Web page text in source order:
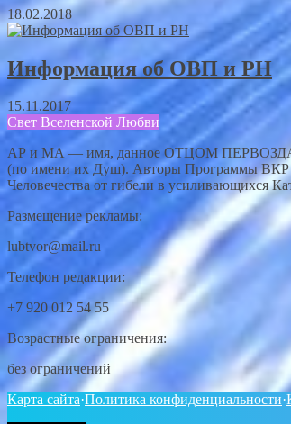
18.02.2018
Информация об ОВП и РН
15.11.2017
Свет Вселенской Любви
АР и МА — имя, данное ОТЦОМ
(по имени их Душ). Авторы Программы ВКР:
Человечества от гибели в усиливающихся
Размещение рекламы:
lubtvor@mail.ru
Телефон редакции:
+7 920 012 54 55
Возрастные ограничения:
без ограничений
Карта сайта·Политика конфиденциальности·